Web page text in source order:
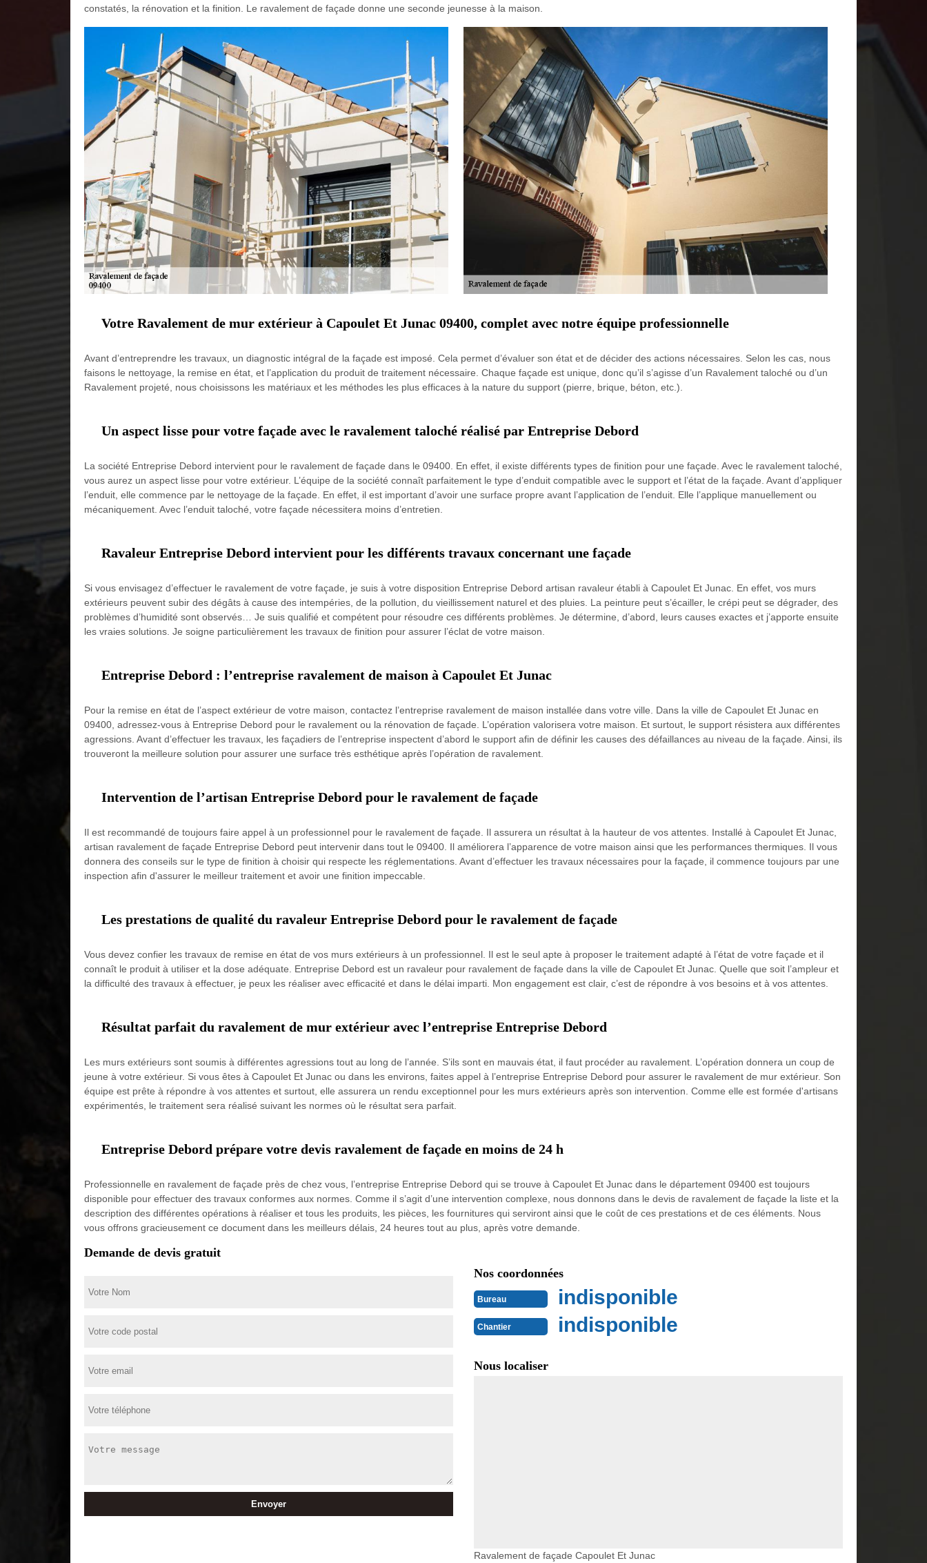
constatés, la rénovation et la finition. Le ravalement de façade donne une seconde jeunesse à la maison.
Votre Ravalement de mur extérieur à Capoulet Et Junac 09400, complet avec notre équipe professionnelle
Avant d’entreprendre les travaux, un diagnostic intégral de la façade est imposé. Cela permet d’évaluer son état et de décider des actions nécessaires. Selon les cas, nous
faisons le nettoyage, la remise en état, et l’application du produit de traitement nécessaire. Chaque façade est unique, donc qu’il s’agisse d’un Ravalement taloché ou d’un
Ravalement projeté, nous choisissons les matériaux et les méthodes les plus efficaces à la nature du support (pierre, brique, béton, etc.).
Un aspect lisse pour votre façade avec le ravalement taloché réalisé par Entreprise Debord
La société Entreprise Debord intervient pour le ravalement de façade dans le 09400. En effet, il existe différents types de finition pour une façade. Avec le ravalement taloché,
vous aurez un aspect lisse pour votre extérieur. L’équipe de la société connaît parfaitement le type d’enduit compatible avec le support et l’état de la façade. Avant d’appliquer
l’enduit, elle commence par le nettoyage de la façade. En effet, il est important d’avoir une surface propre avant l’application de l’enduit. Elle l’applique manuellement ou
mécaniquement. Avec l’enduit taloché, votre façade nécessitera moins d’entretien.
Ravaleur Entreprise Debord intervient pour les différents travaux concernant une façade
Si vous envisagez d’effectuer le ravalement de votre façade, je suis à votre disposition Entreprise Debord artisan ravaleur établi à Capoulet Et Junac. En effet, vos murs
extérieurs peuvent subir des dégâts à cause des intempéries, de la pollution, du vieillissement naturel et des pluies. La peinture peut s’écailler, le crépi peut se dégrader, des
problèmes d’humidité sont observés… Je suis qualifié et compétent pour résoudre ces différents problèmes. Je détermine, d’abord, leurs causes exactes et j’apporte ensuite
les vraies solutions. Je soigne particulièrement les travaux de finition pour assurer l’éclat de votre maison.
Entreprise Debord : l’entreprise ravalement de maison à Capoulet Et Junac
Pour la remise en état de l’aspect extérieur de votre maison, contactez l’entreprise ravalement de maison installée dans votre ville. Dans la ville de Capoulet Et Junac en
09400, adressez-vous à Entreprise Debord pour le ravalement ou la rénovation de façade. L’opération valorisera votre maison. Et surtout, le support résistera aux différentes
agressions. Avant d’effectuer les travaux, les façadiers de l’entreprise inspectent d’abord le support afin de définir les causes des défaillances au niveau de la façade. Ainsi, ils
trouveront la meilleure solution pour assurer une surface très esthétique après l’opération de ravalement.
Intervention de l’artisan Entreprise Debord pour le ravalement de façade
Il est recommandé de toujours faire appel à un professionnel pour le ravalement de façade. Il assurera un résultat à la hauteur de vos attentes. Installé à Capoulet Et Junac,
artisan ravalement de façade Entreprise Debord peut intervenir dans tout le 09400. Il améliorera l’apparence de votre maison ainsi que les performances thermiques. Il vous
donnera des conseils sur le type de finition à choisir qui respecte les réglementations. Avant d’effectuer les travaux nécessaires pour la façade, il commence toujours par une
inspection afin d'assurer le meilleur traitement et avoir une finition impeccable.
Les prestations de qualité du ravaleur Entreprise Debord pour le ravalement de façade
Vous devez confier les travaux de remise en état de vos murs extérieurs à un professionnel. Il est le seul apte à proposer le traitement adapté à l’état de votre façade et il
connaît le produit à utiliser et la dose adéquate. Entreprise Debord est un ravaleur pour ravalement de façade dans la ville de Capoulet Et Junac. Quelle que soit l’ampleur et
la difficulté des travaux à effectuer, je peux les réaliser avec efficacité et dans le délai imparti. Mon engagement est clair, c’est de répondre à vos besoins et à vos attentes.
Résultat parfait du ravalement de mur extérieur avec l’entreprise Entreprise Debord
Les murs extérieurs sont soumis à différentes agressions tout au long de l’année. S’ils sont en mauvais état, il faut procéder au ravalement. L’opération donnera un coup de
jeune à votre extérieur. Si vous êtes à Capoulet Et Junac ou dans les environs, faites appel à l’entreprise Entreprise Debord pour assurer le ravalement de mur extérieur. Son
équipe est prête à répondre à vos attentes et surtout, elle assurera un rendu exceptionnel pour les murs extérieurs après son intervention. Comme elle est formée d'artisans
expérimentés, le traitement sera réalisé suivant les normes où le résultat sera parfait.
Entreprise Debord prépare votre devis ravalement de façade en moins de 24 h
Professionnelle en ravalement de façade près de chez vous, l’entreprise Entreprise Debord qui se trouve à Capoulet Et Junac dans le département 09400 est toujours
disponible pour effectuer des travaux conformes aux normes. Comme il s’agit d’une intervention complexe, nous donnons dans le devis de ravalement de façade la liste et la
description des différentes opérations à réaliser et tous les produits, les pièces, les fournitures qui serviront ainsi que le coût de ces prestations et de ces éléments. Nous
vous offrons gracieusement ce document dans les meilleurs délais, 24 heures tout au plus, après votre demande.
Demande de devis gratuit
Nos coordonnées
Bureau indisponible
Chantier indisponible
Nous localiser
Ravalement de façade Capoulet Et Junac